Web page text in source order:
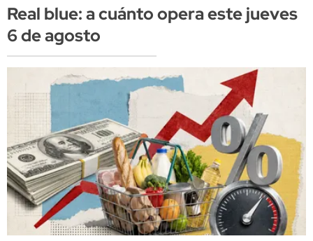
Real blue: a cuánto opera este jueves
6 de agosto